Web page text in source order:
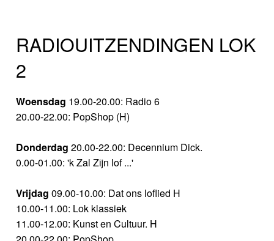
RADIOUITZENDINGEN LOK
2
Woensdag 19.00-20.00: Radio 6
20.00-22.00: PopShop (H)
Donderdag 20.00-22.00: Decennium Dick.
0.00-01.00: 'k Zal Zijn lof ...'
Vrijdag 09.00-10.00: Dat ons loflied H
10.00-11.00: Lok klassiek
11.00-12.00: Kunst en Cultuur. H